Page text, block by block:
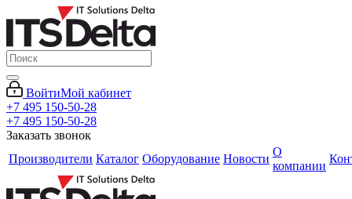
ВойтиМой кабинет
+7 495 150-50-28
+7 495 150-50-28
Заказать звонок
Производители Каталог Оборудование Новости
О
компании